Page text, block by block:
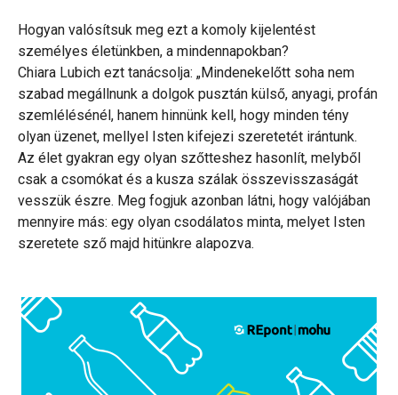
Hogyan valósítsuk meg ezt a komoly kijelentést
személyes életünkben, a mindennapokban?
Chiara Lubich ezt tanácsolja: „Mindenekelőtt soha nem
szabad megállnunk a dolgok pusztán külső, anyagi, profán
szemlélésénél, hanem hinnünk kell, hogy minden tény
olyan üzenet, mellyel Isten kifejezi szeretetét irántunk.
Az élet gyakran egy olyan szőtteshez hasonlít, melyből
csak a csomókat és a kusza szálak összevisszaságát
vesszük észre. Meg fogjuk azonban látni, hogy valójában
mennyire más: egy olyan csodálatos minta, melyet Isten
szeretete sző majd hitünkre alapozva.